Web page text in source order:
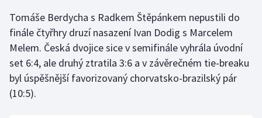
Lezení
Lyže a snowboard
Moderní pětiboj
Tomáše Berdycha s Radkem Štěpánkem nepustili do
finále čtyřhry druzí nasazení Ivan Dodig s Marcelem
Melem. Česká dvojice sice v semifinále vyhrála úvodní
set 6:4, ale druhý ztratila 3:6 a v závěrečném tie-breaku
byl úspěšnější favorizovaný chorvatsko-brazilský pár
(10:5).